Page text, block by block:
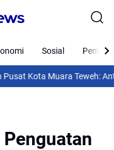
Sosial
Kota Muara Teweh: Antara